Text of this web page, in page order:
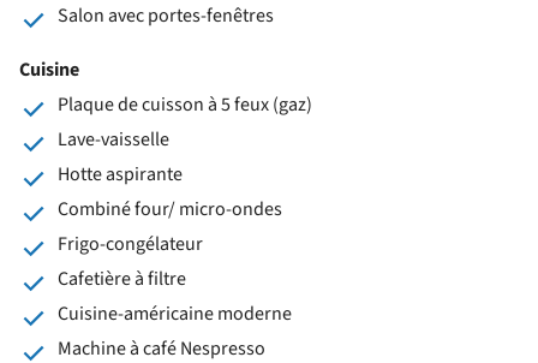
Salon avec portes-fenêtres
Cuisine
Plaque de cuisson à 5 feux (gaz)
Lave-vaisselle
Hotte aspirante
Combiné four/ micro-ondes
Frigo-congélateur
Cafetière à filtre
Cuisine-américaine moderne
Machine à café Nespresso